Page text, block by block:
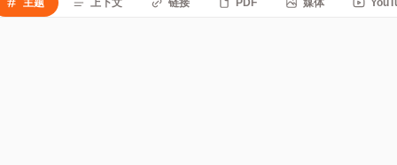
主题 上下文 链接 PDF 媒体